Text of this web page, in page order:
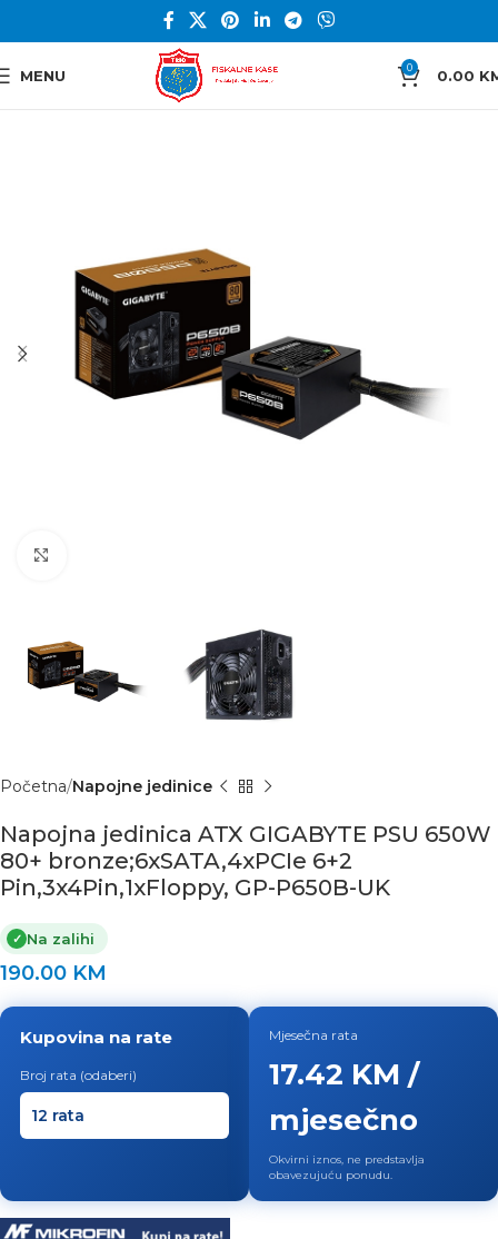
MENU 0 0.00
Početna Napojne jedinice
Napojna jedinica ATX GIGABYTE PSU 650W
80+ bronze;6xSATA,4xPCIe 6+2
Pin,3x4Pin,1xFloppy, GP-P650B-UK
✓ Na zalihi
190.00 KM
Kupovina na rate
Broj rata (odaberi)
Mjesečna rata
17.42 KM /
mjesečno
Okvirni iznos, ne predstavlja
obavezujuću ponudu.